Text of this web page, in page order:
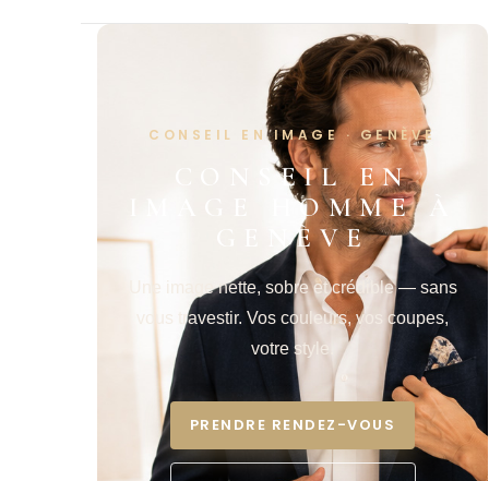
CONSEIL EN IMAGE · GENÈVE
CONSEIL EN
IMAGE HOMME À
GENÈVE
Une image nette, sobre et crédible — sans
vous travestir. Vos couleurs, vos coupes,
votre style.
PRENDRE RENDEZ-VOUS